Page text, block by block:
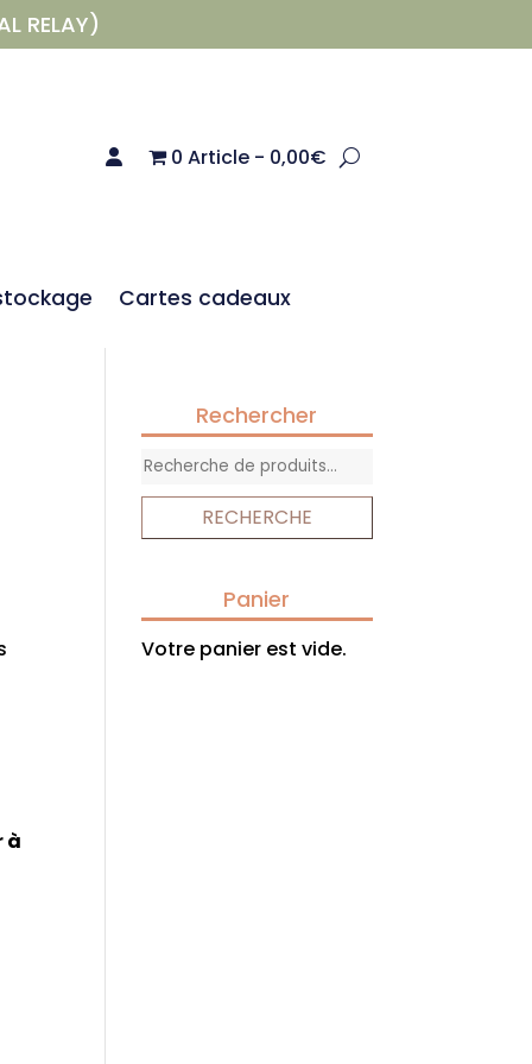
RELAY)
0 Article 0,00€
Cartes cadeaux
à
Rechercher
Recherche
pour :
RECHERCHE
Panier
Votre panier est vide.